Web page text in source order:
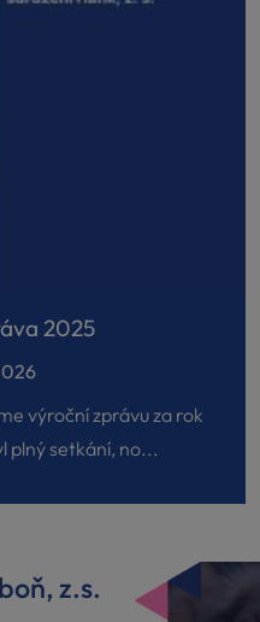
2025
výroční zprávu za rok
plný setkání, no...
z.s.